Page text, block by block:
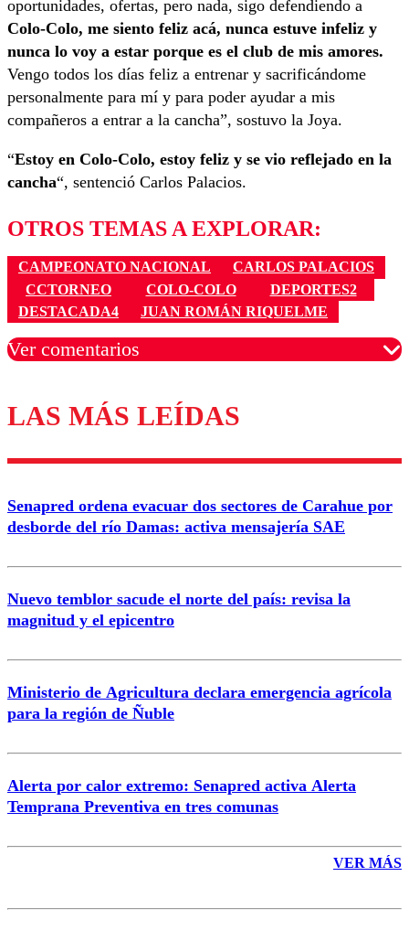
oportunidades, ofertas, pero nada, sigo defendiendo a
Colo-Colo, me siento feliz acá, nunca estuve infeliz y
nunca lo voy a estar porque es el club de mis amores.
Vengo todos los días feliz a entrenar y sacrificándome
personalmente para mí y para poder ayudar a mis
compañeros a entrar a la cancha”, sostuvo la Joya.
“Estoy en Colo-Colo, estoy feliz y se vio reflejado en la
cancha“, sentenció Carlos Palacios.
OTROS TEMAS A EXPLORAR:
CAMPEONATO NACIONAL
CARLOS PALACIOS
CCTORNEO
COLO-COLO
DEPORTES2
DESTACADA4
JUAN ROMÁN RIQUELME
Ver comentarios
Los comentarios son moderados para garantizar un
diálogo respetuoso.
Correo
LAS MÁS LEÍDAS
Senapred ordena evacuar dos sectores de Carahue por
desborde del río Damas: activa mensajería SAE
Nuevo temblor sacude el norte del país: revisa la
magnitud y el epicentro
Ministerio de Agricultura declara emergencia agrícola
para la región de Ñuble
Alerta por calor extremo: Senapred activa Alerta
Temprana Preventiva en tres comunas
VER MÁS